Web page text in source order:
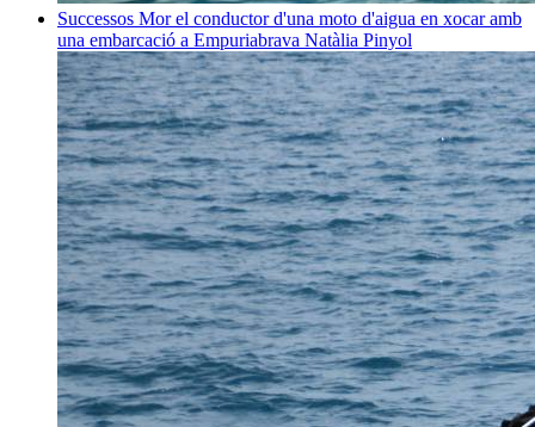
Successos Mor el conductor d'una moto d'aigua en xocar amb
una embarcació a Empuriabrava Natàlia Pinyol